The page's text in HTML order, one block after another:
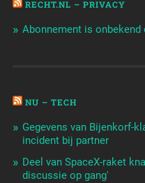
RECHT.NL – PRIVACY
Abonnement is
NU – TECH
Gegevens van Bijenkorf-
incident bij partner
Deel van SpaceX-raket
discussie op gang'